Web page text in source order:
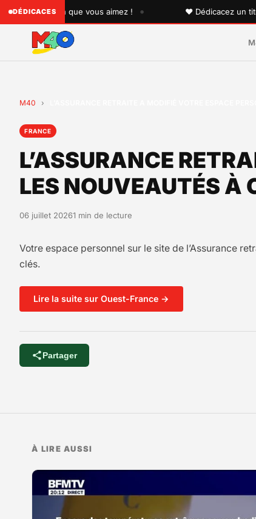
DÉDICACES
quelqu'un que vous aimez ! • ♥ Dédicacez un titre à
M40 ›
FRANCE
L’ASSURANCE
LES NOUVEAUTÉS À
06 juillet 20261 min de lecture
Votre espace personnel sur le site de l’Assurance
clés.
Lire la suite sur Ouest-France →
Partager
À LIRE AUSSI